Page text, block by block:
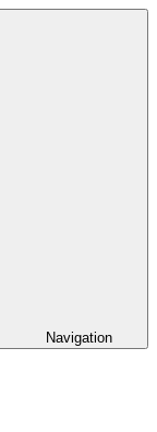
Navigation